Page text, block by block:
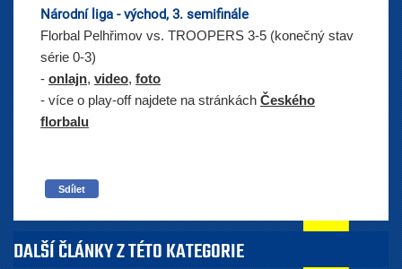
Národní liga - východ, 3. semifinále
Florbal Pelhřimov vs. TROOPERS 3-5 (konečný stav
série 0-3)
- onlajn, video, foto
- více o play-off najdete na stránkách Českého
florbalu
Sdílet
DALŠÍ ČLÁNKY Z TÉTO KATEGORIE